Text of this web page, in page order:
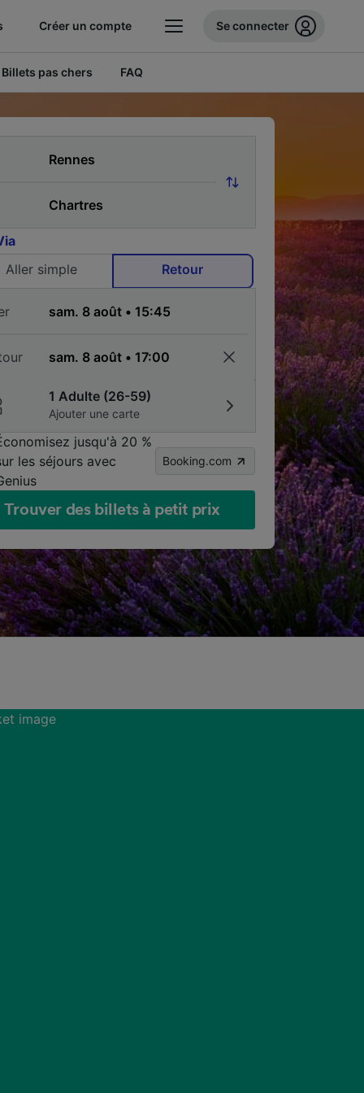
Créer un compte Se connecter
Billets pas chers FAQ
Aller simple
Retour
1 Adulte (26-59)
Ajouter une carte
jusqu'à 20 %
les séjours avec
Booking.com
Trouver des billets à petit prix